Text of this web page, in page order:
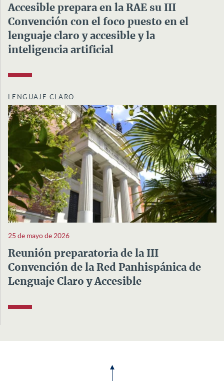
Accesible prepara en la RAE su III
Convención con el foco puesto en el
lenguaje claro y accesible y la
inteligencia artificial
LENGUAJE CLARO
25 de mayo de 2026
Reunión preparatoria de la III
Convención de la Red Panhispánica de
Lenguaje Claro y Accesible